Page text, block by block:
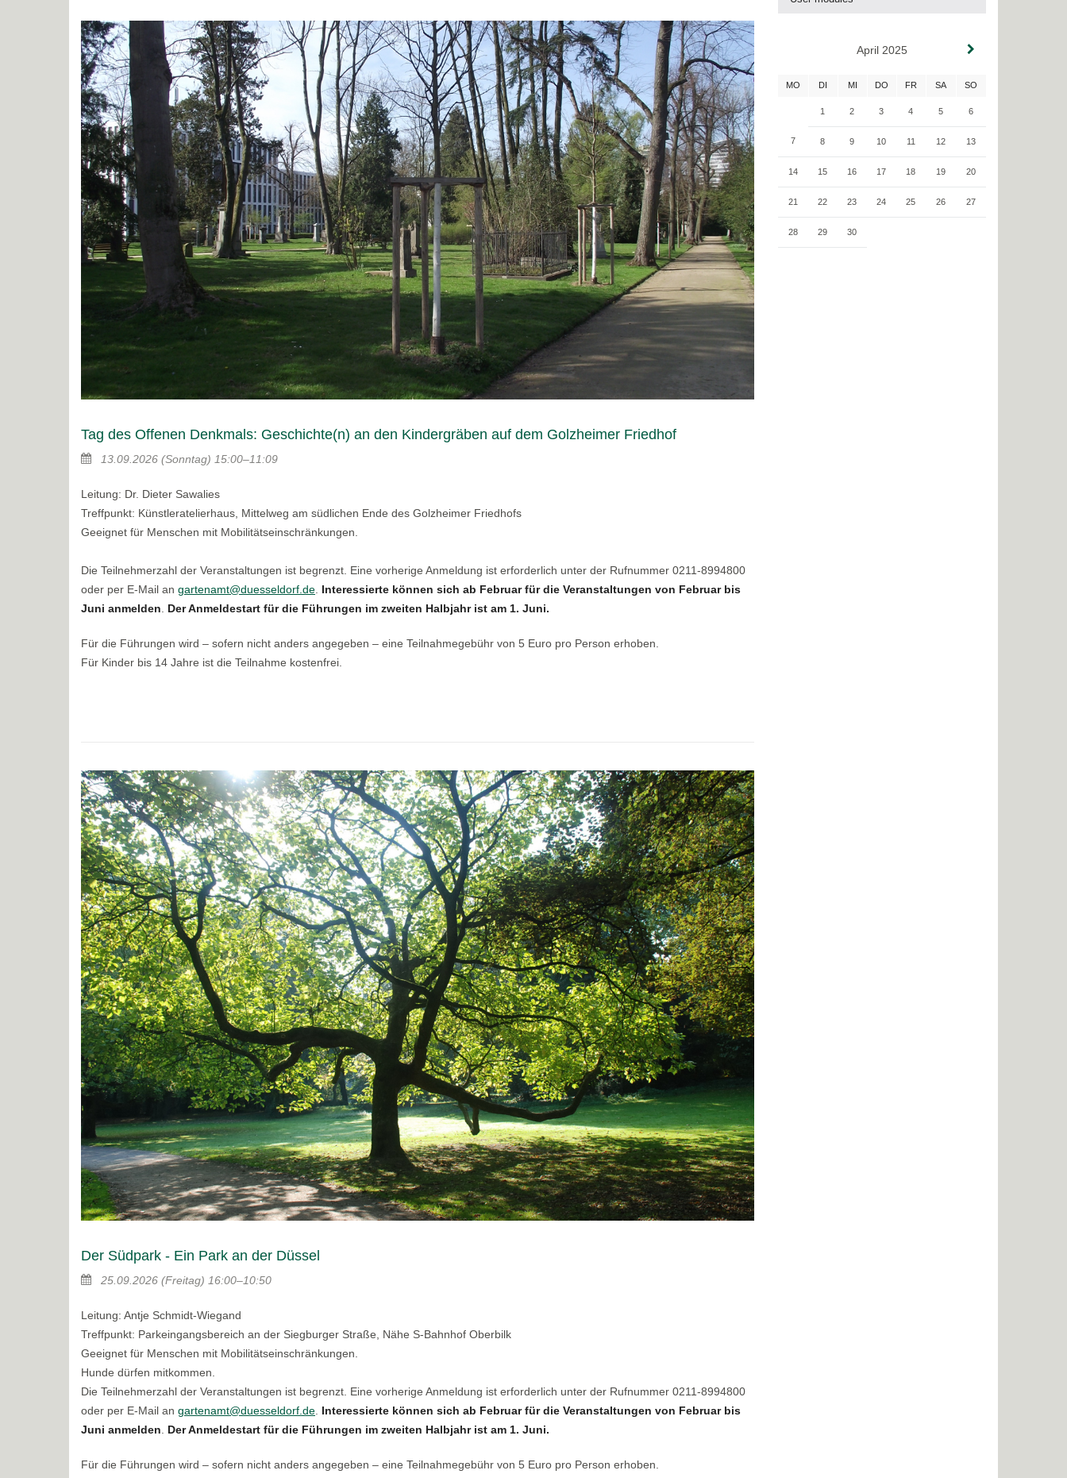
Tag des Offenen Denkmals: Geschichte(n) an den Kindergräben auf dem Golzheimer Friedhof
13.09.2026 (Sonntag) 15:00–11:09
Leitung: Dr. Dieter Sawalies
Treffpunkt: Künstleratelierhaus, Mittelweg am südlichen Ende des Golzheimer Friedhofs
Geeignet für Menschen mit Mobilitätseinschränkungen.
Die Teilnehmerzahl der Veranstaltungen ist begrenzt. Eine vorherige Anmeldung ist erforderlich unter der Rufnummer 0211-8994800
oder per E-Mail an gartenamt@duesseldorf.de Interessierte können sich ab Februar für die Veranstaltungen von Februar bis
Juni anmelden
Der Anmeldestart für die Führungen im zweiten Halbjahr ist am 1. Juni.
Für die Führungen wird – sofern nicht anders angegeben – eine Teilnahmegebühr von 5 Euro pro Person erhoben.
Für Kinder bis 14 Jahre ist die Teilnahme kostenfrei.
Der Südpark - Ein Park an der Düssel
25.09.2026 (Freitag) 16:00–10:50
Leitung: Antje Schmidt-Wiegand
Treffpunkt: Parkeingangsbereich an der Siegburger Straße, Nähe S-Bahnhof Oberbilk
Geeignet für Menschen mit Mobilitätseinschränkungen.
Hunde dürfen mitkommen.
Die Teilnehmerzahl der Veranstaltungen ist begrenzt. Eine vorherige Anmeldung ist erforderlich unter der Rufnummer 0211-8994800
oder per E-Mail an gartenamt@duesseldorf.de Interessierte können sich ab Februar für die Veranstaltungen von Februar bis
Juni anmelden
Der Anmeldestart für die Führungen im zweiten Halbjahr ist am 1. Juni.
Für die Führungen wird – sofern nicht anders angegeben – eine Teilnahmegebühr von 5 Euro pro Person erhoben.
April 2025
MO DI MI DO FR SA SO
1 2 3 4 5 6
7 8 9 10 11 12 13
14 15 16 17 18 19 20
21 22 23 24 25 26 27
28 29 30